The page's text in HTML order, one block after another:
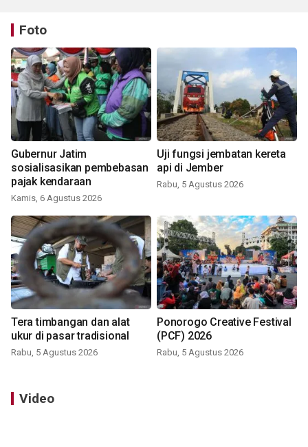
Foto
Gubernur Jatim
sosialisasikan pembebasan
pajak kendaraan
Kamis, 6 Agustus 2026
Uji fungsi jembatan kereta
api di Jember
Rabu, 5 Agustus 2026
Tera timbangan dan alat
ukur di pasar tradisional
Rabu, 5 Agustus 2026
Ponorogo Creative Festival
(PCF) 2026
Rabu, 5 Agustus 2026
Video